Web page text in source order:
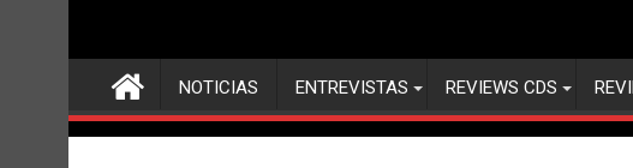
NOTICIAS ENTREVISTAS REVIEWS CDS